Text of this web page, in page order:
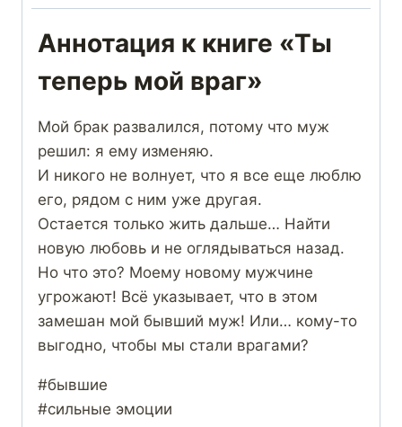
Аннотация к книге «Ты
теперь мой враг»
Мой брак развалился, потому что муж
решил: я ему изменяю.
И никого не волнует, что я все еще люблю
его, рядом с ним уже другая.
Остается только жить дальше… Найти
новую любовь и не оглядываться назад.
Но что это? Моему новому мужчине
угрожают! Всё указывает, что в этом
замешан мой бывший муж! Или… кому-то
выгодно, чтобы мы стали врагами?
#бывшие
#сильные эмоции